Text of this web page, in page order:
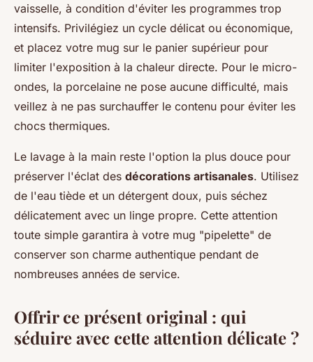
vaisselle, à condition d'éviter les programmes trop
intensifs. Privilégiez un cycle délicat ou économique,
et placez votre mug sur le panier supérieur pour
limiter l'exposition à la chaleur directe. Pour le micro-
ondes, la porcelaine ne pose aucune difficulté, mais
veillez à ne pas surchauffer le contenu pour éviter les
chocs thermiques.
Le lavage à la main reste l'option la plus douce pour
préserver l'éclat des décorations artisanales. Utilisez
de l'eau tiède et un détergent doux, puis séchez
délicatement avec un linge propre. Cette attention
toute simple garantira à votre mug "pipelette" de
conserver son charme authentique pendant de
nombreuses années de service.
Offrir ce présent original : qui
séduire avec cette attention délicate ?